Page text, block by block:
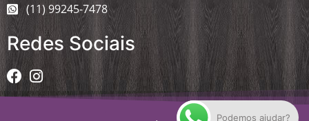
(11) 99245-7478
Redes Sociais
Podemos ajudar?